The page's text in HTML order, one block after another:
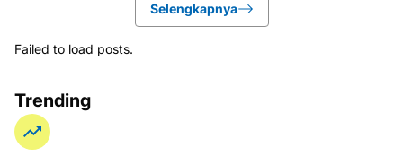
Selengkapnya
Failed to load posts.
Trending